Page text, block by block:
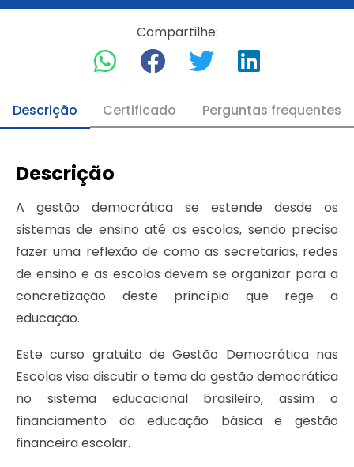
Compartilhe:
Descrição Certificado Perguntas frequentes
Descrição
A gestão democrática se estende desde os
sistemas de ensino até as escolas, sendo preciso
fazer uma reflexão de como as secretarias, redes
de ensino e as escolas devem se organizar para a
concretização deste princípio que rege a
educação.
Este curso gratuito de Gestão Democrática nas
Escolas visa discutir o tema da gestão democrática
no sistema educacional brasileiro, assim o
financiamento da educação básica e gestão
financeira escolar.